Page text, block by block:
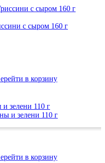
с сыром 160 г
в корзину
зелени 110 г
в корзину